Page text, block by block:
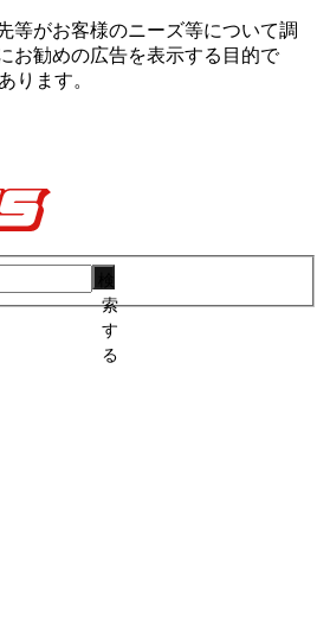
等がお客様のニーズ等について調
お勧めの広告を表⽰する⽬的で
ります。
索
す
る